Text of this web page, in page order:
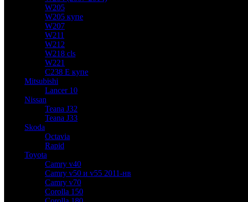
W205
W205 купе
W207
W211
W212
W218 cls
W221
C238 E купе
Mitsubishi
Lancer 10
Nissan
Teana J32
Teana J33
Skoda
Octavia
Rapid
Toyota
Camry v40
Camry v50 и v55 2011-нв
Camry v70
Corolla 150